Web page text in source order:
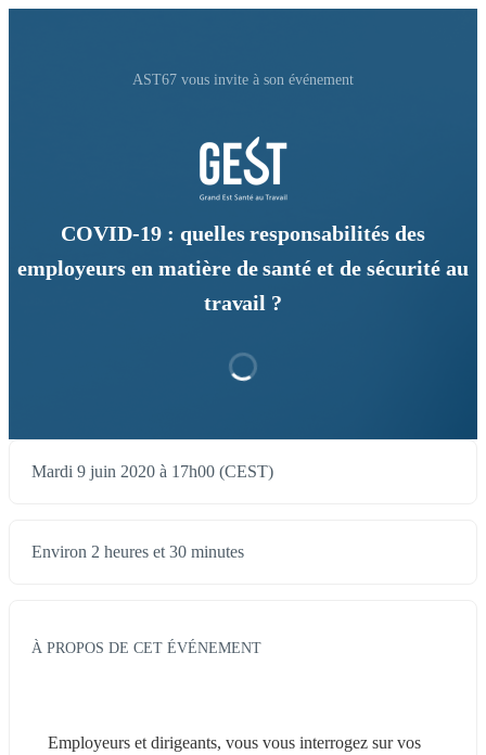
AST67 vous invite à son événement
COVID-19 : quelles responsabilités des
employeurs en matière de santé et de sécurité au
travail ?
Mardi 9 juin 2020 à 17h00 (CEST)
Environ 2 heures et 30 minutes
À PROPOS DE CET ÉVÉNEMENT
Employeurs et dirigeants, vous vous interrogez sur vos